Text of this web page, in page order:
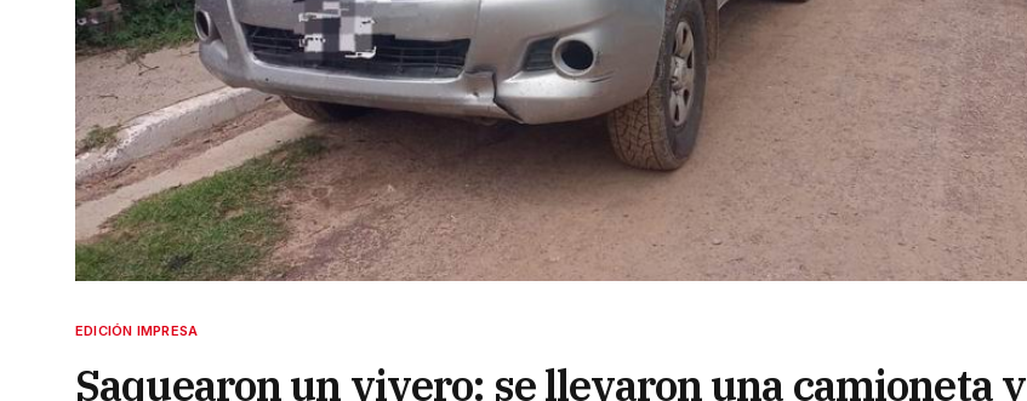
EDICIÓN IMPRESA
Saquearon un vivero: se llevaron una camioneta y